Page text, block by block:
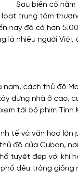
Sau biến cố năm
loạt trung tâm
nay đã có hơn
là nhiều người Việt
nam, cách thủ đô
dựng nhà ở cao,
tới bộ phim
tế và văn hoá lớn
thủ đô của Cuban,
tuyệt đẹp với khí
đều trông giống